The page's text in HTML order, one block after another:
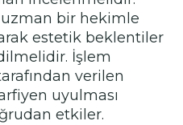
bir hekimle
estetik beklentiler
İşlem
verilen
uyulması
etkiler.